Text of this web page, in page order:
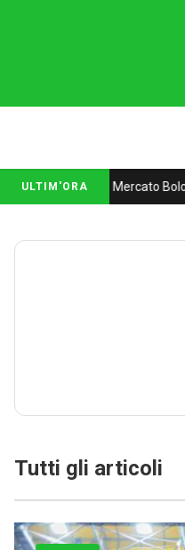
ULTIM'ORA Mercato
Tutti gli articoli